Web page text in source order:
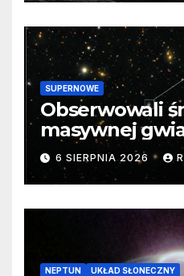
SUPERNOWE
Obserwowali
masywnej
samego
cenne dane
6 SIERPNIA 2026
NEPTUN UKŁAD SŁONECZNY